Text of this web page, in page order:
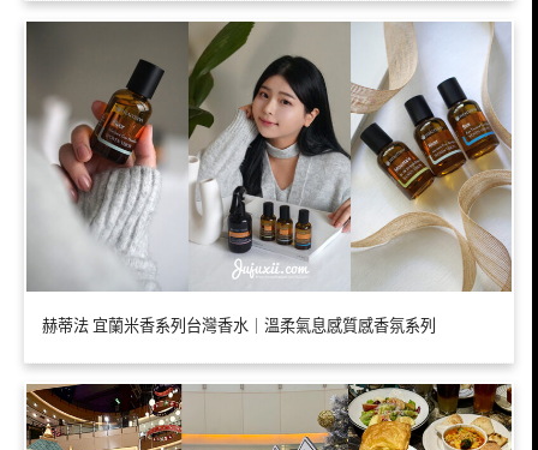
赫蒂法 宜蘭米香系列台灣香水｜溫柔氣息感質感香氛系列